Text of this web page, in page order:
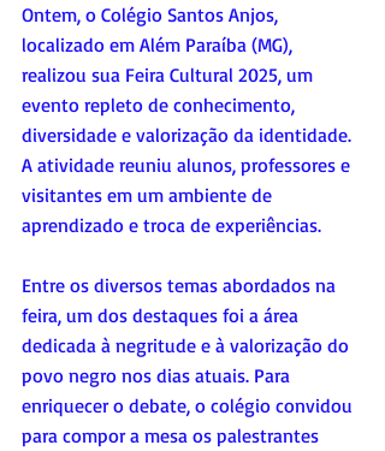
Ontem, o Colégio Santos Anjos,
localizado em Além Paraíba (MG),
realizou sua Feira Cultural 2025, um
evento repleto de conhecimento,
diversidade e valorização da identidade.
A atividade reuniu alunos, professores e
visitantes em um ambiente de
aprendizado e troca de experiências.
Entre os diversos temas abordados na
feira, um dos destaques foi a área
dedicada à negritude e à valorização do
povo negro nos dias atuais. Para
enriquecer o debate, o colégio convidou
para compor a mesa os palestrantes